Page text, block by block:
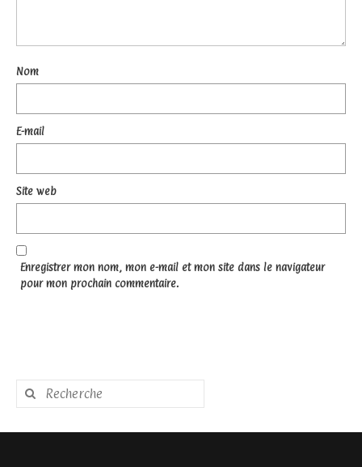
Nom
E-mail
Site web
Enregistrer mon nom, mon e-mail et mon site dans le navigateur
pour mon prochain commentaire.
Rechercher
: